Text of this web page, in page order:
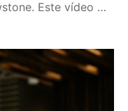
Este vídeo …